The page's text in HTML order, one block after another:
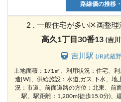
路線価の推移
2 . 一般住宅が多い区画整
高久1丁目30番13 (吉
吉川駅(JR武蔵
土地面積：171㎡、利用状況：住宅、
造[W]、供給施設：水道,ガス,下水、地
況：市道、前面道路の方位：北東、前
駅、駅距離：1,200m(徒歩15.0分)、